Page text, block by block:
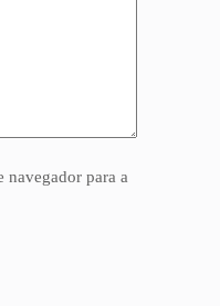
navegador para a